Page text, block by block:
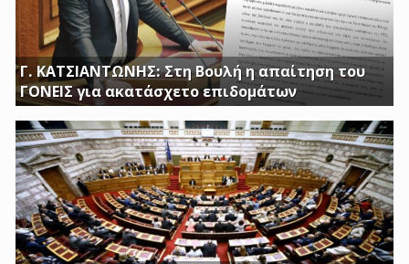
Γ. ΚΑΤΣΙΑΝΤΩΝΗΣ: Στη Βουλή η απαίτηση του
ΓΟΝΕΙΣ για ακατάσχετο επιδομάτων
ΕΡΩΤΗΣΗ ΤΟΥ ΒΟΥΛΕΥΤΗ ΓΙΩΡΓΟΥ ΚΑΤΣΙΑΝΤΩΝΗ